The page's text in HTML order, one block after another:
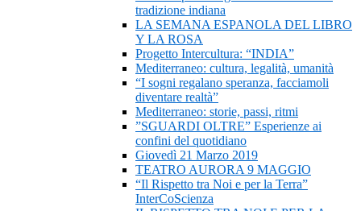
tradizione indiana
LA SEMANA ESPANOLA DEL LIBRO
Y LA ROSA
Progetto Intercultura: “INDIA”
Mediterraneo: cultura, legalità, umanità
“I sogni regalano speranza, facciamoli
diventare realtà”
Mediterraneo: storie, passi, ritmi
”SGUARDI OLTRE” Esperienze ai
confini del quotidiano
Giovedì 21 Marzo 2019
TEATRO AURORA 9 MAGGIO
“Il Rispetto tra Noi e per la Terra”
InterCoScienza